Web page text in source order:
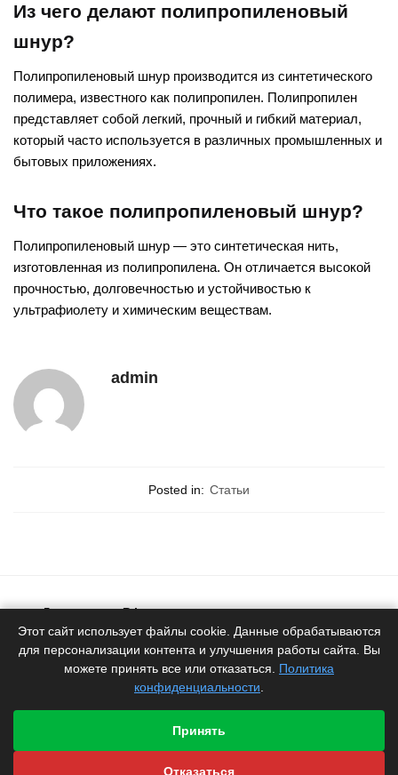
Из чего делают полипропиленовый
шнур?
Полипропиленовый шнур производится из синтетического
полимера, известного как полипропилен. Полипропилен
представляет собой легкий, прочный и гибкий материал,
который часто используется в различных промышленных и
бытовых приложениях.
Что такое полипропиленовый шнур?
Полипропиленовый шнур — это синтетическая нить,
изготовленная из полипропилена. Он отличается высокой
прочностью, долговечностью и устойчивостью к
ультрафиолету и химическим веществам.
admin
Posted in: Статьи
Доставка по РФ
Белоруское качество
Продукция
от производителя
Гарантия
Этот сайт использует файлы cookie. Данные обрабатываются
для персонализации контента и улучшения работы сайта. Вы
можете принять все или отказаться. Политика
конфиденциальности
Принять
Отказаться